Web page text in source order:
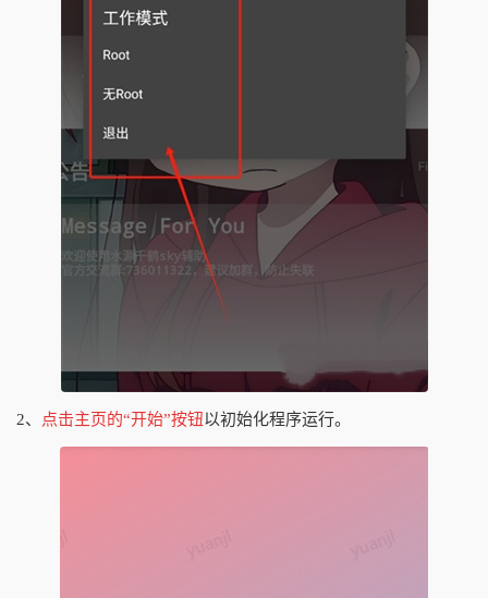
2、 点击主页的“开始”按钮以初始化程序运行。